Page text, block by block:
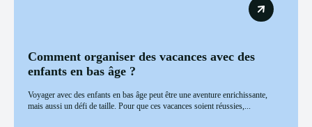
Comment organiser des vacances avec des
enfants en bas âge ?
Voyager avec des enfants en bas âge peut être une aventure enrichissante,
mais aussi un défi de taille. Pour que ces vacances soient réussies,...